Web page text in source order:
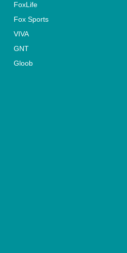
FoxLife
Fox Sports
VIVA
GNT
Gloob